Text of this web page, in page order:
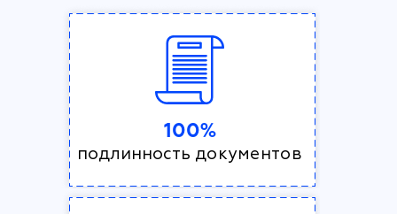
100%
подлинность документов